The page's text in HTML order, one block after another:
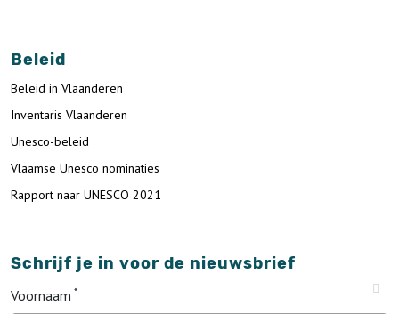
Beleid
Beleid in Vlaanderen
Inventaris Vlaanderen
Unesco-beleid
Vlaamse Unesco nominaties
Rapport naar UNESCO 2021
Schrijf je in voor de nieuwsbrief
Voornaam